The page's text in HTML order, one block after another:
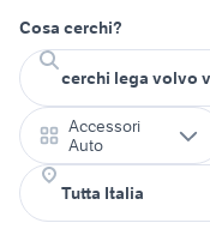
Cosa cerchi?
Accessori
Auto